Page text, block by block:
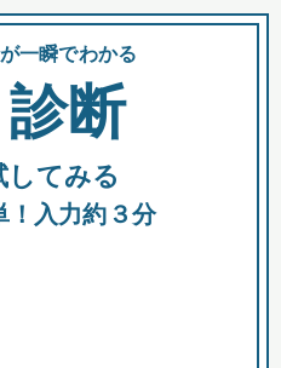
て表示
出資
一瞬でわかる
診断
てみる
！入力約３分